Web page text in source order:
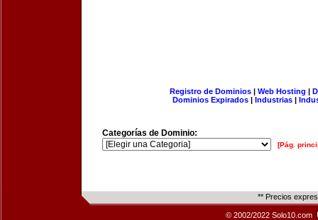
Registro de Dominios| Web Hosting |
Dominios Expirados | Industrias |
Categorías de Dominio:
[Pág.
** Precios
© 2002/2022 Solo10.com